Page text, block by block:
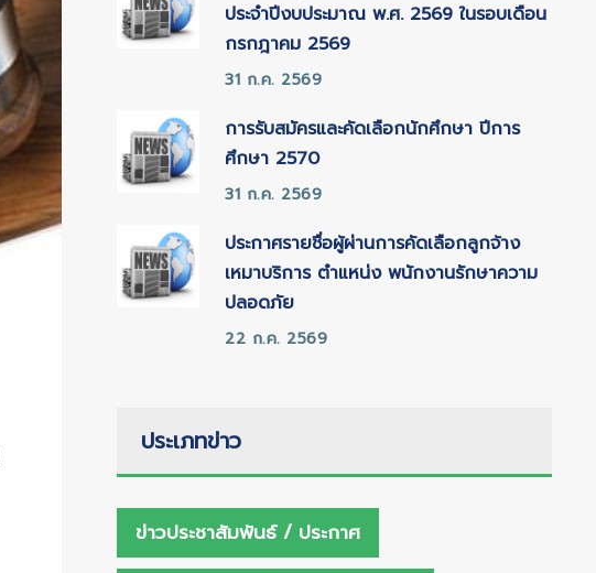
ประจำปีงบประมาณ พ.ศ. 2569 ในรอบเดือน
กรกฎาคม 2569
31 ก.ค. 2569
การรับสมัครและคัดเลือกนักศึกษา ปีการ
ศึกษา 2570
31 ก.ค. 2569
ประกาศรายชื่อผู้ผ่านการคัดเลือกลูกจ้าง
เหมาบริการ ตำแหน่ง พนักงานรักษาความ
ปลอดภัย
22 ก.ค. 2569
ประเภทข่าว
ข่าวประชาสัมพันธ์ / ประกาศ